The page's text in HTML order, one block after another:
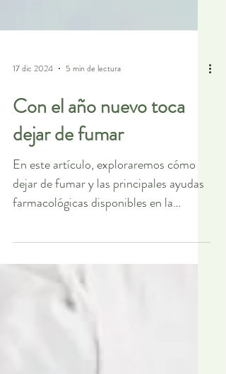
17 dic 2024 5 min de lectura
Con el año nuevo toca
dejar de fumar
En este artículo, exploraremos cómo
farmacológicas disponibles en la
actualidad.